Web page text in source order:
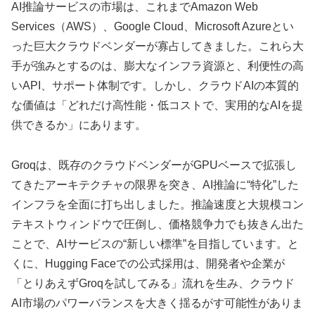
AI推論サービスの市場は、これまでAmazon Web
Services（AWS）、Google Cloud、Microsoft Azureとい
った巨大クラウドベンダーが寡占してきました。これら大
手が強みとするのは、膨大なインフラ資源と、利便性の高
いAPI、サポート体制です。しかし、クラウドAIの本質的
な価値は「どれだけ高性能・低コストで、実用的なAIを提
供できるか」にあります。
Groqは、既存のクラウドベンダーがGPUベースで拡張し
てきたアーキテクチャの限界を突き、AI推論に“特化”した
インフラを全面に打ち出しました。推論速度と大規模コン
テキストウィンドウで圧倒し、価格競争力でも抜きん出た
ことで、AIサービスの“新しい標準”を目指しています。と
くに、Hugging Faceでの公式採用は、開発者や企業が
「とりあえずGroqを試してみる」流れを生み、クラウド
AI市場のパワーバランスを大きく揺るがす可能性がありま